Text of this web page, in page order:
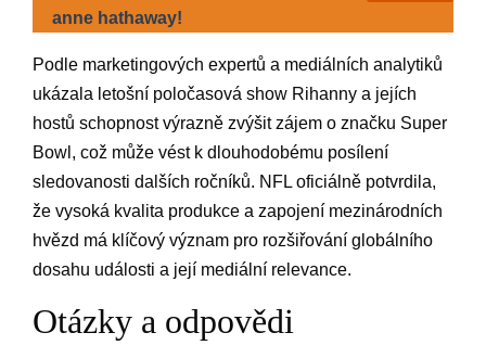
anne hathaway!
Podle marketingových expertů⁢ a⁢ mediálních analytiků
ukázala letošní poločasová show Rihanny a jejích
hostů schopnost výrazně zvýšit zájem⁤ o značku Super
Bowl, což ​může vést k dlouhodobému posílení
sledovanosti dalších⁤ ročníků. NFL oficiálně‍ potvrdila,⁢
že vysoká kvalita produkce a zapojení mezinárodních
hvězd​ má klíčový​ význam pro rozšiřování globálního
dosahu události a její mediální relevance.
Otázky ​a odpovědi